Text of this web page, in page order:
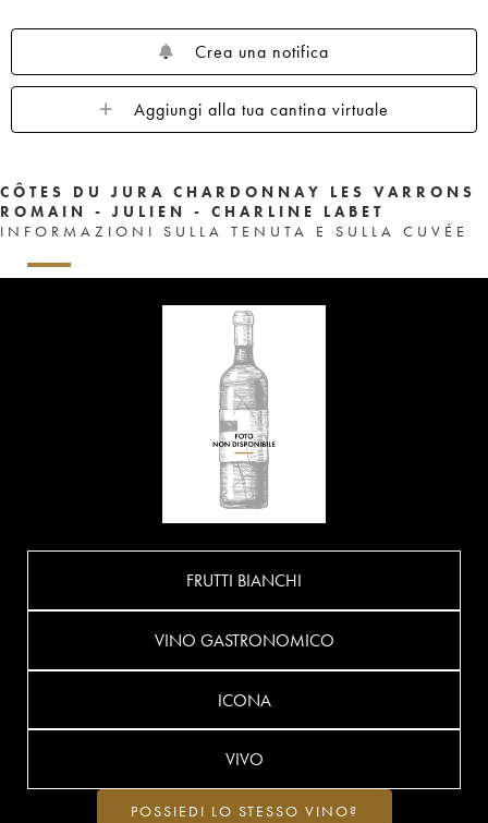
Crea una notifica
Aggiungi alla tua cantina virtuale
CÔTES DU JURA CHARDONNAY LES VARRONS
ROMAIN - JULIEN - CHARLINE LABET
INFORMAZIONI SULLA TENUTA E SULLA CUVÉE
FRUTTI BIANCHI
VINO GASTRONOMICO
ICONA
VIVO
POSSIEDI LO STESSO VINO?